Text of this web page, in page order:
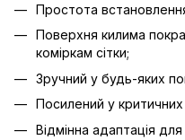
Простота
Поверхня килима
коміркам сітки;
Зручний у будь-яких
Посилений у критичних
Відмінна адаптація